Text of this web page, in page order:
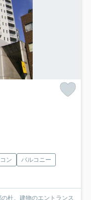
ン
バルコニー
杜。建物のエントランス